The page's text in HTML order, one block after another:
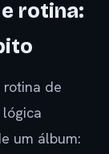
rotina:
rotina de
um álbum: